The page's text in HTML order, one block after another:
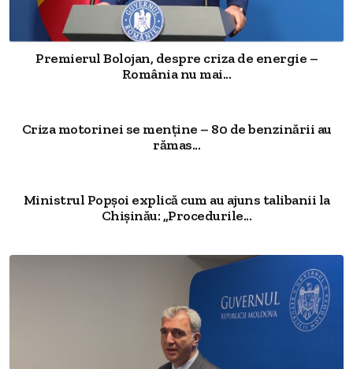
Premierul Bolojan, despre criza de energie –
România nu mai...
Criza motorinei se menține – 80 de benzinării au
rămas...
Ministrul Popșoi explică cum au ajuns talibanii la
Chișinău: „Procedurile...